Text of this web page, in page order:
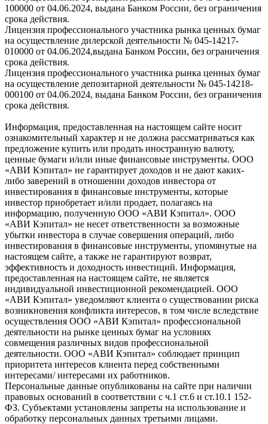
100000 от 04.06.2024, выдана Банком России, без ограничения
срока действия.
Лицензия профессионального участника рынка ценных бумаг
на осуществление дилерской деятельности № 045-14217-
010000 от 04.06.2024,выдана Банком России, без ограничения
срока действия.
Лицензия профессионального участника рынка ценных бумаг
на осуществление депозитарной деятельности № 045-14218-
000100 от 04.06.2024, выдана Банком России, без ограничения
срока действия.
Информация, предоставленная на настоящем сайте носит
ознакомительный характер и не должна рассматриваться как
предложение купить или продать иностранную валюту,
ценные бумаги и/или иные финансовые инструменты. ООО
«АВИ Кэпитал» не гарантирует доходов и не дают каких-
либо заверений в отношении доходов инвестора от
инвестирования в финансовые инструменты, которые
инвестор приобретает и/или продает, полагаясь на
информацию, полученную ООО «АВИ Кэпитал». ООО
«АВИ Кэпитал» не несет ответственности за возможные
убытки инвестора в случае совершения операций, либо
инвестирования в финансовые инструменты, упомянутые на
настоящем сайте, а также не гарантируют возврат,
эффективность и доходность инвестиций. Информация,
предоставленная на настоящем сайте, не является
индивидуальной инвестиционной рекомендацией. ООО
«АВИ Кэпитал» уведомляют клиента о существовании риска
возникновения конфликта интересов, в том числе вследствие
осуществления ООО «АВИ Кэпитал» профессиональной
деятельности на рынке ценных бумаг на условиях
совмещения различных видов профессиональной
деятельности. ООО «АВИ Кэпитал» соблюдает принцип
приоритета интересов клиента перед собственными
интересами/ интересами их работников.
Персональные данные опубликованы на сайте при наличии
правовых оснований в соответствии с ч.1 ст.6 и ст.10.1 152-
ФЗ. Субъектами установлены запреты на использование и
обработку персональных данных третьими лицами.